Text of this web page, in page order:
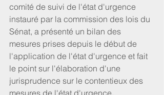
comité de suivi de l'état d'urgence
instauré par la commission des lois du
Sénat, a présenté un bilan des
mesures prises depuis le début de
l'application de l'état d'urgence et fait
le point sur l'élaboration d'une
jurisprudence sur le contentieux des
mesures de l'état d'urgence.